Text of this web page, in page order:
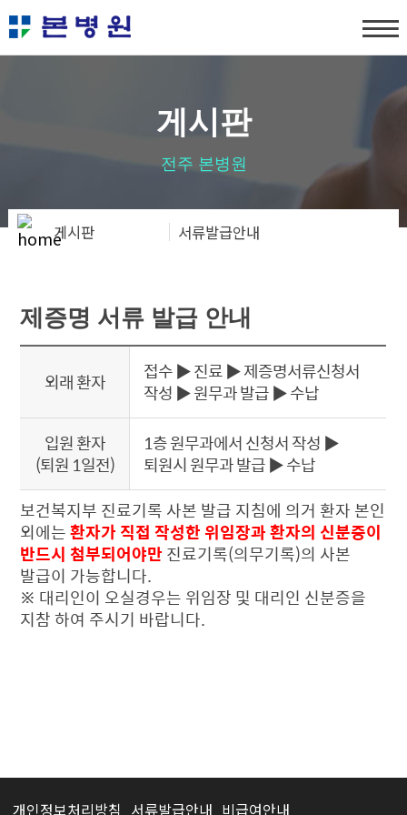
탑메뉴 바로가기
본문 바로가기
게시판
전주 본병원
게시판 서류발급안내
제증명 서류 발급 안내
외래 환자
접수 ▶ 진료 ▶ 제증명서류신청서
작성 ▶ 원무과 발급 ▶ 수납
입원 환자
(퇴원 1일전)
1층 원무과에서 신청서 작성 ▶
퇴원시 원무과 발급 ▶ 수납​
보건복지부 진료기록 사본 발급 지침에 의거 환자 본인
외에는환자가 직접 작성한 위임장과 환자의 신분증이
반드시 첨부되어야만 진료기록(의무기록)의 사본
발급이 가능합니다.
※ 대리인이 오실경우는 위임장 및 대리인 신분증을
지참 하여 주시기 바랍니다.
개인정보처리방침 서류발급안내 비급여안내